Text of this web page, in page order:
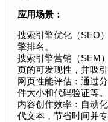
应用场景：
搜索引擎优化（SEO
擎排名。
搜索引擎营销（SEM
页的可发现性，并吸引
网页性能评估：通过
件大小和代码验证等。
内容创作效率：自动
代文本，节省时间并